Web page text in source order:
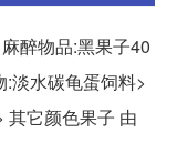
醉物品:黑果子40
淡水碳龟蛋饲料>
其它颜色果子 由